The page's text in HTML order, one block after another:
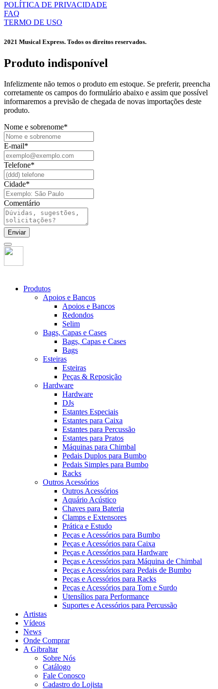
POLÍTICA DE PRIVACIDADE
FAQ
TERMO DE USO
2021 Musical Express. Todos os direitos reservados.
Produto indisponível​
Infelizmente não temos o produto em estoque. Se preferir, preencha
corretamente os campos do formulário abaixo e assim que possível
informaremos a previsão de chegada de novas importações deste
produto.
Nome e sobrenome*
E-mail*
Telefone*
Cidade*
Comentário
Enviar
Produtos
Apoios e Bancos
Apoios e Bancos
Redondos
Selim
Bags, Capas e Cases
Bags, Capas e Cases
Bags
Esteiras
Esteiras
Peças & Reposição
Hardware
Hardware
DJs
Estantes Especiais
Estantes para Caixa
Estantes para Percussão
Estantes para Pratos
Máquinas para Chimbal
Pedais Duplos para Bumbo
Pedais Simples para Bumbo
Racks
Outros Acessórios
Outros Acessórios
Aquário Acústico
Chaves para Bateria
Clamps e Extensores
Prática e Estudo
Peças e Acessórios para Bumbo
Peças e Acessórios para Caixa
Peças e Acessórios para Hardware
Peças e Acessórios para Máquina de Chimbal
Peças e Acessórios para Pedais de Bumbo
Peças e Acessórios para Racks
Peças e Acessórios para Tom e Surdo
Utensílios para Performance
Suportes e Acessórios para Percussão
Artistas
Vídeos
News
Onde Comprar
A Gibraltar
Sobre Nós
Catálogo
Fale Conosco
Cadastro do Lojista